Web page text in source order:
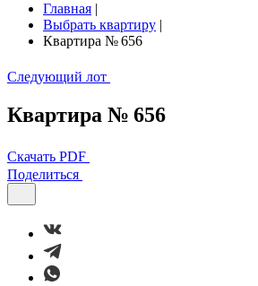
Главная |
Выбрать квартиру |
Квартира № 656
Следующий лот
Квартира № 656
Скачать PDF
Поделиться